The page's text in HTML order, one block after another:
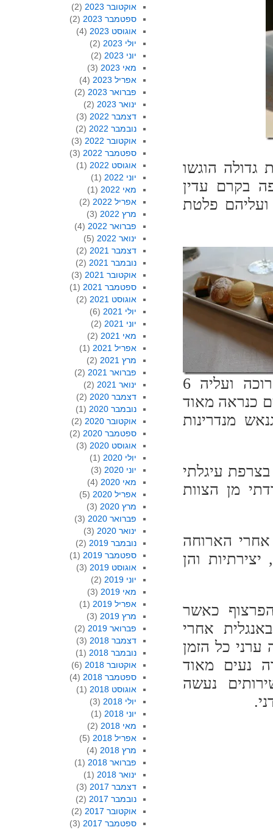
הוגשו
בקרם עדין
ועליהם פלטת
האחרונות. עם החשבון הביא המלצר צלחת ארוכה ועליה 6
כנראה מאוד
מנדרינות
כנהוג בצרפת עיגלתי
נפרדתי מן הצוות
הארוחה
והן
כאשר
אחרי
כל הזמן
נעים מאוד
נעשה
אוקטובר 2023
(2)
ספטמבר 2023
(2)
אוגוסט 2023
(4)
יולי 2023
(2)
יוני 2023
(2)
מאי 2023
(3)
אפריל 2023
(4)
פברואר 2023
(2)
ינואר 2023
(2)
דצמבר 2022
(3)
נובמבר 2022
(2)
אוקטובר 2022
(3)
ספטמבר 2022
(3)
אוגוסט 2022
(1)
יוני 2022
(1)
מאי 2022
(1)
אפריל 2022
(2)
מרץ 2022
(3)
פברואר 2022
(4)
ינואר 2022
(5)
דצמבר 2021
(2)
נובמבר 2021
(2)
אוקטובר 2021
(3)
ספטמבר 2021
(1)
אוגוסט 2021
(2)
יולי 2021
(6)
יוני 2021
(2)
מאי 2021
(2)
אפריל 2021
(1)
מרץ 2021
(2)
פברואר 2021
(2)
ינואר 2021
(2)
דצמבר 2020
(2)
נובמבר 2020
(1)
אוקטובר 2020
(2)
ספטמבר 2020
(2)
אוגוסט 2020
(3)
יולי 2020
(1)
יוני 2020
(3)
מאי 2020
(4)
אפריל 2020
(5)
מרץ 2020
(3)
פברואר 2020
(3)
ינואר 2020
(3)
נובמבר 2019
(2)
ספטמבר 2019
(1)
אוגוסט 2019
(3)
יוני 2019
(2)
מאי 2019
(3)
אפריל 2019
(1)
מרץ 2019
(3)
פברואר 2019
(2)
דצמבר 2018
(3)
נובמבר 2018
(1)
אוקטובר 2018
(6)
ספטמבר 2018
(4)
אוגוסט 2018
(1)
יולי 2018
(3)
יוני 2018
(1)
מאי 2018
(2)
אפריל 2018
(5)
מרץ 2018
(4)
פברואר 2018
(1)
ינואר 2018
(1)
דצמבר 2017
(3)
נובמבר 2017
(2)
אוקטובר 2017
(2)
ספטמבר 2017
(3)